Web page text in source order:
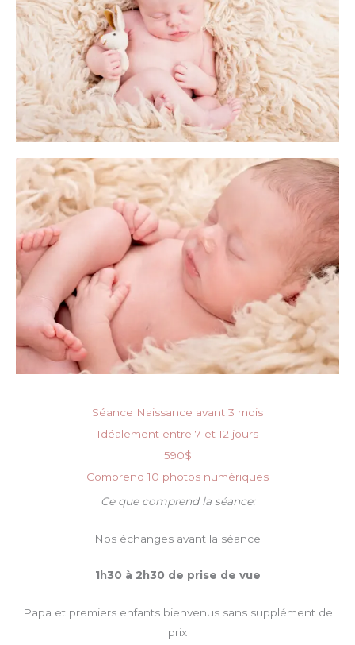
Séance Naissance avant 3 mois
Idéalement entre 7 et 12 jours
590$
Comprend 10 photos numériques
Ce que comprend la séance:
Nos échanges avant la séance
1h30 à 2h30 de prise de vue
Papa et premiers enfants bienvenus sans supplément de
prix